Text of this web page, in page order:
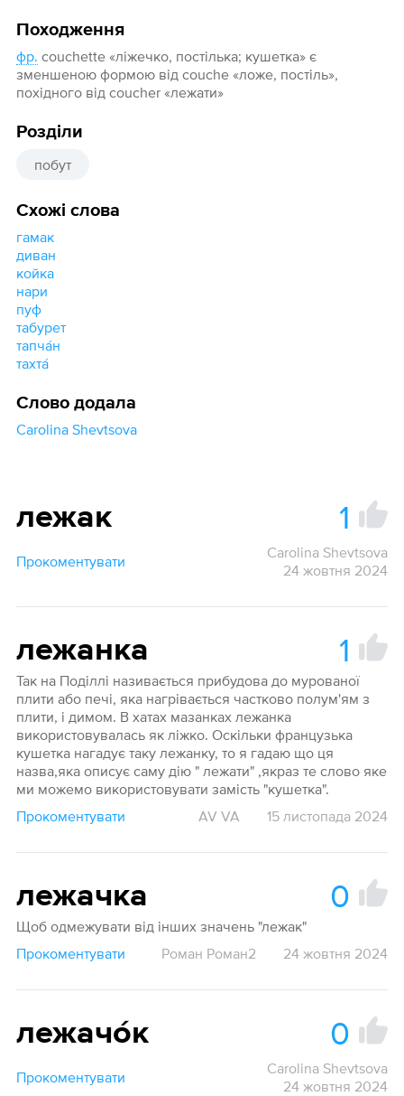
Походження
фр. couchette «ліжечко, постілька; кушетка» є
зменшеною формою від couche «ложе, постіль»,
похідного від coucher «лежати»
Розділи
побут
Схожі слова
гамак
диван
койка
нари
пуф
табурет
тапча́н
тахта́
Слово додала
Carolina Shevtsova
лежак 1
Прокоментувати
Carolina Shevtsova
24 жовтня 2024
лежанка 1
Так на Поділлі називається прибудова до мурованої
плити або печі, яка нагрівається частково полум'ям з
плити, і димом. В хатах мазанках лежанка
використовувалась як ліжко. Оскільки французька
кушетка нагадує таку лежанку, то я гадаю що ця
назва,яка описує саму дію " лежати" ,якраз те слово яке
ми можемо використовувати замість "кушетка".
Прокоментувати
AV VA 15 листопада 2024
лежачка 0
Щоб одмежувати від інших значень "лежак"
Прокоментувати
Роман Роман2 24 жовтня 2024
лежачо́к 0
Прокоментувати
Carolina Shevtsova
24 жовтня 2024